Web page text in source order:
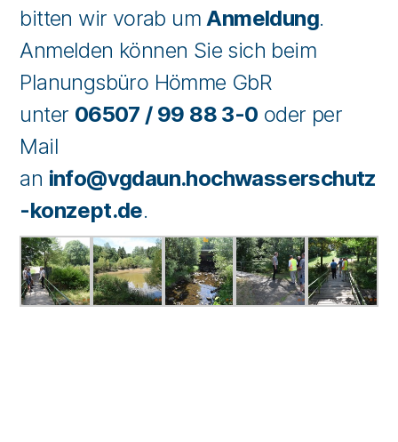
bitten wir vorab um Anmeldung.
Anmelden können Sie sich beim
Planungsbüro Hömme GbR
unter 06507 / 99 88 3-0 oder per
Mail
an info@vgdaun.hochwasserschutz
-konzept.de.